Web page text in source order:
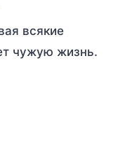
всякие
чужую жизнь.